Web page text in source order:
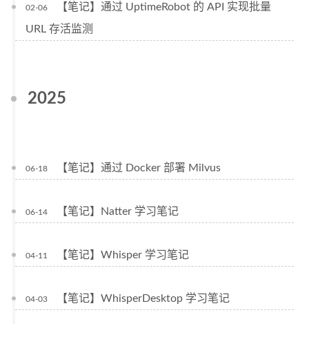
02-06
【笔记】通过 UptimeRobot 的 API 实现批量
URL 存活监测
2025
06-18 【笔记】通过 Docker 部署 Milvus
06-14 【笔记】Natter 学习笔记
04-11 【笔记】Whisper 学习笔记
04-03 【笔记】WhisperDesktop 学习笔记